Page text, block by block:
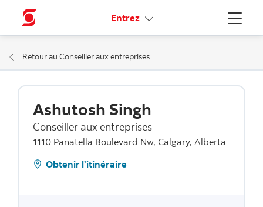
Menu
Entrez Liens connexes
Retour au Conseiller aux entreprises
Ashutosh Singh
Conseiller aux entreprises
1110 Panatella Boulevard Nw, Calgary, Alberta
Obtenir l’itinéraire